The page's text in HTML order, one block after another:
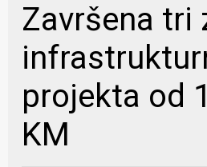
Završena tri
projekta od
KM